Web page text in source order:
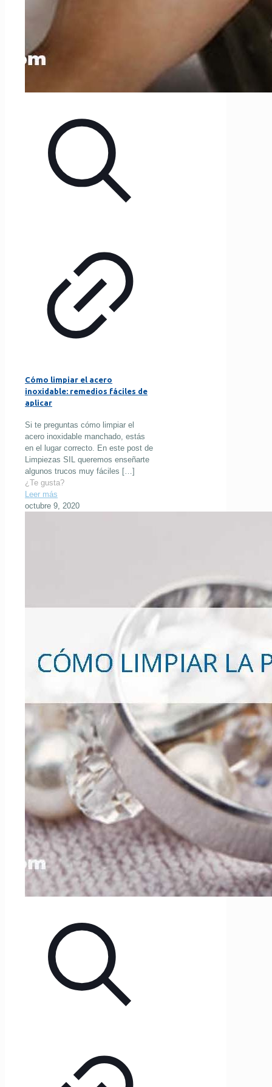
Cómo limpiar el acero
inoxidable: remedios fáciles de
aplicar
Si te preguntas cómo limpiar el
acero inoxidable manchado, estás
en el lugar correcto. En este post de
Limpiezas SIL queremos enseñarte
algunos trucos muy fáciles […]
¿Te gusta?
Leer más
octubre 9, 2020